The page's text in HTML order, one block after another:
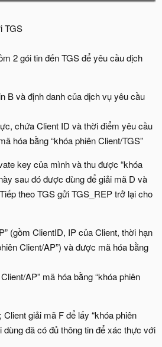
TGS
2 gói tin đến TGS để yêu cầu dịch
B và định danh của dịch vụ yêu cầu
chứa Client ID và thời điểm yêu cầu
hóa bằng “khóa phiên Client/TGS”
key của mình và thu được “khóa
sau đó được dùng để giải mã D và
theo TGS gửi TGS_REP trở lại cho
(gồm ClientID, IP của Client, thời hạn
Client/AP”) và được mã hóa bằng
AP” mã hóa bằng “khóa phiên
giải mã F để lấy “khóa phiên
dùng đã có đủ thông tin để xác thực với